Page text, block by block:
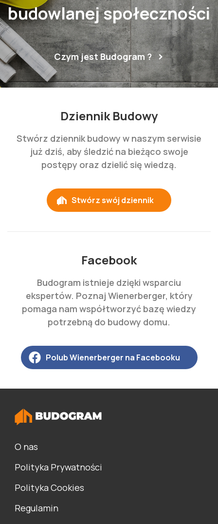
budowlanej społeczności
Czym jest Budogram ?
Dziennik Budowy
Stwórz dziennik budowy w naszym serwisie
już dziś, aby śledzić na bieżąco swoje
postępy oraz dzielić się wiedzą.
Stwórz swój dziennik
Facebook
Budogram istnieje dzięki wsparciu
ekspertów. Poznaj Wienerberger, który
pomaga nam współtworzyć bazę wiedzy
potrzebną do budowy domu.
Polub Wienerberger na Facebooku
O nas
Polityka Prywatności
Polityka Cookies
Regulamin